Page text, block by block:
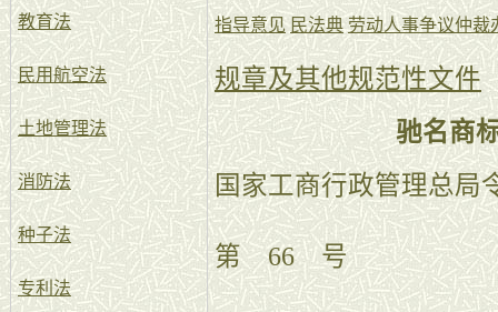
教育法
民用航空法
土地管理法
消防法
种子法
专利法
指导意见 民法典 劳动人事争议仲裁
规章及其他规范性文件
驰名商
国家工商行政管理总局
第 66 号